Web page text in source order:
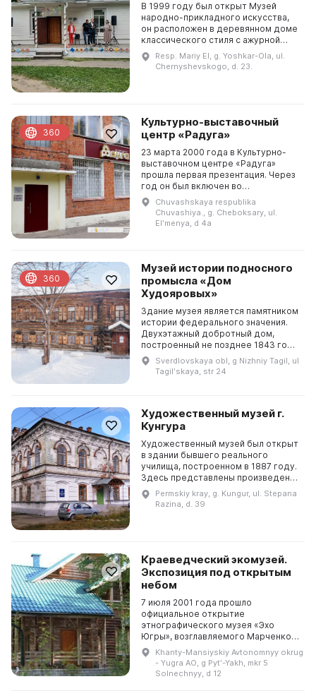
В 1999 году был открыт Музей
народно-прикладного искусства,
он расположен в деревянном доме
классического стиля с ажурной
резьбой, построенном в 1907 году.
До 1917 года дом принадлежал П.
Лоханову. За...
Resp. Mariy El, g. Yoshkar-Ola, ul.
Chernyshevskogo, d. 23.
Культурно-выставочный
центр «Радуга»
23 марта 2000 года в Культурно-
выставочном центре «Радуга»
прошла первая презентация. Через
год он был включен во
Всероссийский реестр музеев. В
2005 году в здании КВЦ был открыт
российско-индийский к...
Chuvashskaya respublika
Chuvashiya., g. Cheboksary, ul.
Elʹmenya, d 4a
360
Музей истории подносного
промысла «Дом
Худояровых»
Здание музея является памятником
истории федерального значения.
Двухэтажный добротный дом,
построенный не позднее 1843 года,
в середине XIX века принадлежал
семье художника по росписи на
металле Исаак...
Sverdlovskaya obl, g Nizhniy Tagil, ul
Tagilʹskaya, str 24
360
Художественный музей г.
Кунгура
Художественный музей был открыт
в здании бывшего реального
училища, построенном в 1887 году.
Здесь представлены произведения
художников ХХ-XXI веков, а также
работы Кунгурской артели им. XVIII
парткон...
Permskiy kray, g. Kungur, ul. Stepana
Razina, d. 39
Краеведческий экомузей.
Экспозиция под открытым
небом
7 июля 2001 года прошло
официальное открытие
этнографического музея «Эхо
Югры», возглавляемого Марченко Г.
П., представителем коренного
населения. В 2007 году музей
получил статус муниципального
Khanty-Mansiyskiy Avtonomnyy okrug
- Yugra AO, g Pytʹ-Yakh, mkr 5
Solnechnyy, d 12